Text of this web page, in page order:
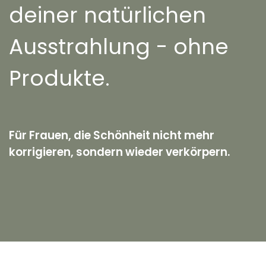
deiner natürlichen
Ausstrahlung - ohne
Produkte.
Für Frauen, die Schönheit nicht mehr
korrigieren, sondern wieder verkörpern.